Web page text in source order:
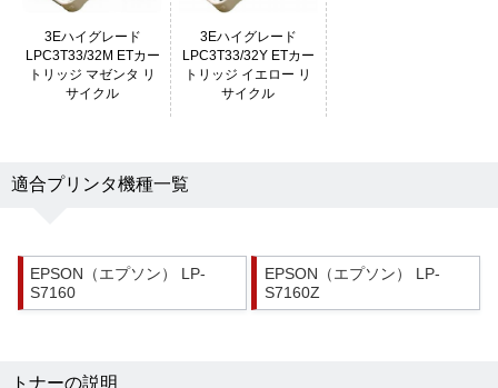
3Eハイグレード
LPC3T33/32M ETカー
トリッジ マゼンタ リ
サイクル
3Eハイグレード
LPC3T33/32Y ETカー
トリッジ イエロー リ
サイクル
適合プリンタ機種一覧
EPSON（エプソン） LP-
S7160
EPSON（エプソン） LP-
S7160Z
トナーの説明